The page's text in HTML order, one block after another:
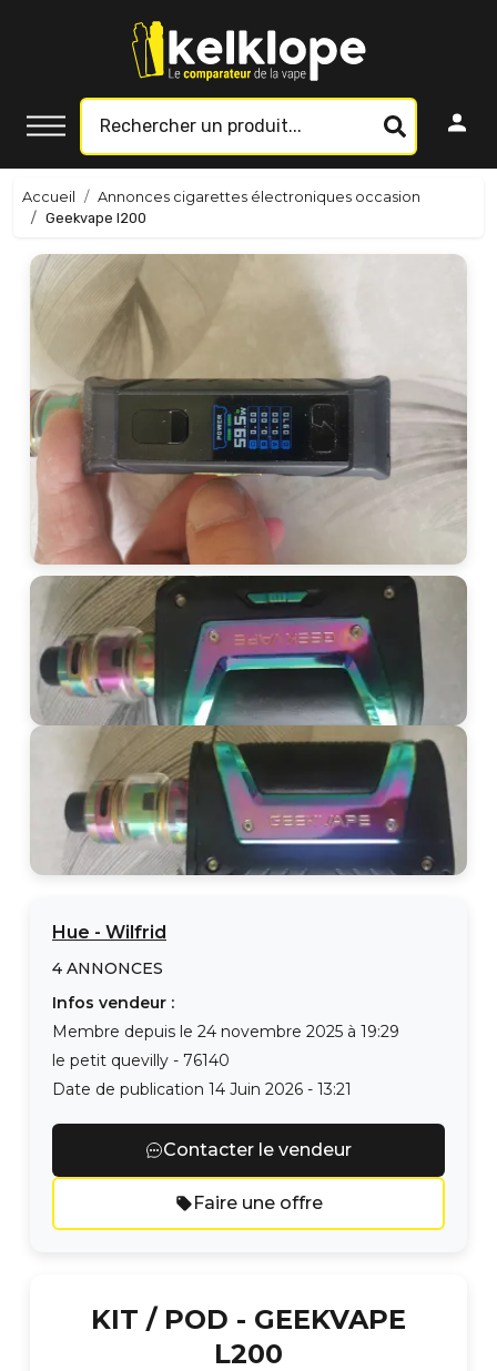
Accueil
Annonces cigarettes électroniques occasion
Geekvape l200
Hue - Wilfrid
4 ANNONCES
Infos vendeur :
Membre depuis le 24 novembre 2025 à 19:29
le petit quevilly - 76140
Date de publication 14 Juin 2026 - 13:21
Contacter le vendeur
Faire une offre
KIT / POD - GEEKVAPE
L200